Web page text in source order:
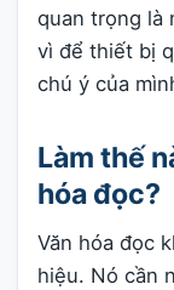
quan trọng là
vì để thiết bị
chú ý của
Làm thế
hóa đọc?
Văn hóa đọc
hiệu. Nó cần